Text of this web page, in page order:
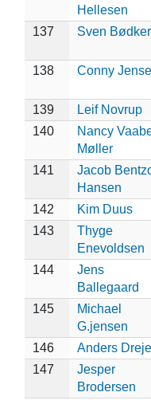
Hellesen
137 Sven Bødker
138 Conny
139 Leif Novrup
140
Nancy
Møller
141
Jacob
Hansen
142 Kim Duus
143
Thyge
Enevoldsen
144
Jens
Ballegaard
145
Michael
G.jensen
146 Anders
147
Jesper
Brodersen